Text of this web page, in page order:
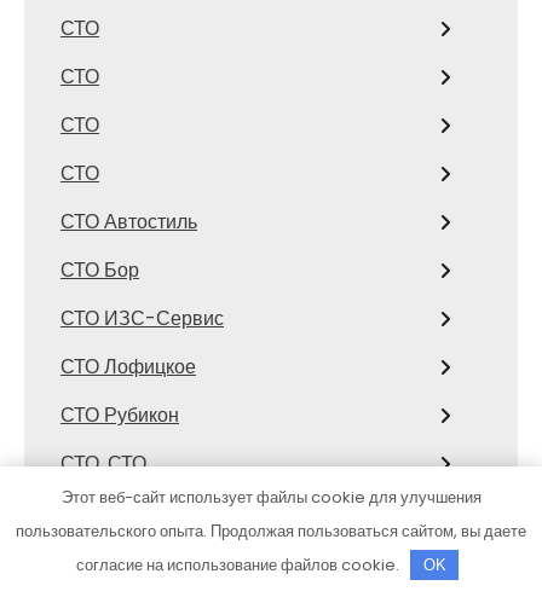
СТО
СТО
СТО
СТО
СТО Автостиль
СТО Бор
СТО ИЗС-Сервис
СТО Лофицкое
СТО Рубикон
СТО, СТО
СТО, СТО
Страйк
Этот веб-сайт использует файлы cookie для улучшения
пользовательского опыта. Продолжая пользоваться сайтом, вы даете
согласие на использование файлов cookie.
OK